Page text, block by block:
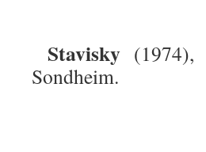
Stavisky(1974),
Sondheim.